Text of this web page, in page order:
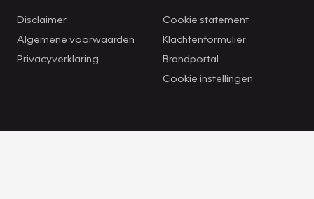
Disclaimer
Algemene voorwaarden
Privacyverklaring
Cookie statement
Klachtenformulier
Brandportal
Cookie instellingen